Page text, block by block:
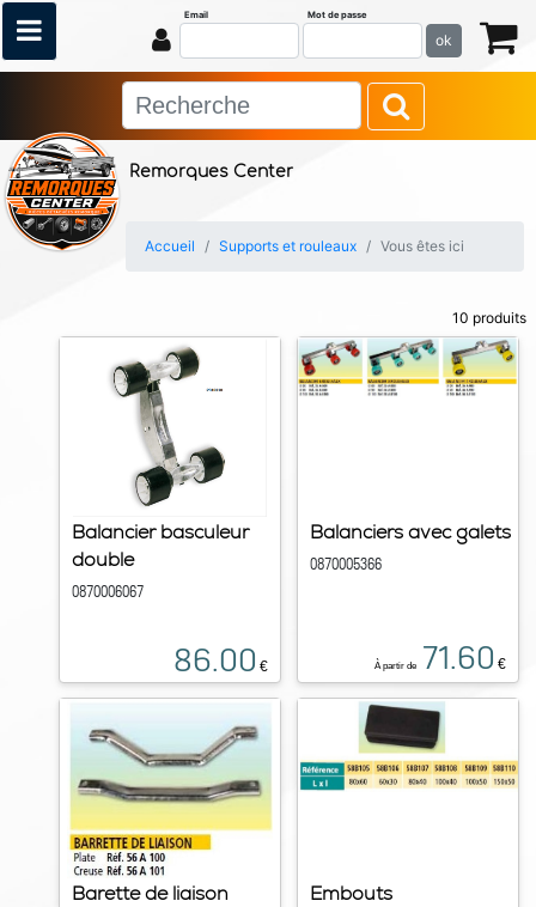
Remorques Center
Email Mot de passe
ok
Accueil Supports et rouleaux Vous êtes ici
10 produits
Balancier basculeur
double
0870006067
86.00 €
Balanciers avec galets
0870005366
À partir de 71.60 €
Barette de liaison
Embouts